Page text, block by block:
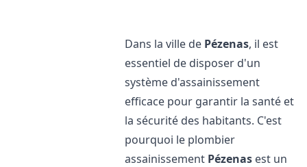
Dans la ville de Pézenas, il est
essentiel de disposer d'un
système d'assainissement
efficace pour garantir la santé et
la sécurité des habitants. C'est
pourquoi le plombier
assainissement Pézenas est un